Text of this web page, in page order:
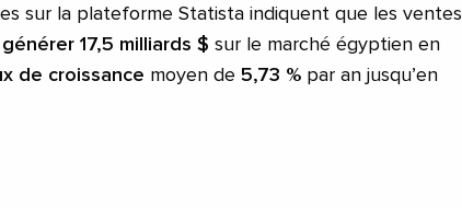
sur la plateforme Statista indiquent que les ventes
générer 17,5 milliards $ sur le marché égyptien en
de croissance moyen de 5,73 % par an jusqu’en